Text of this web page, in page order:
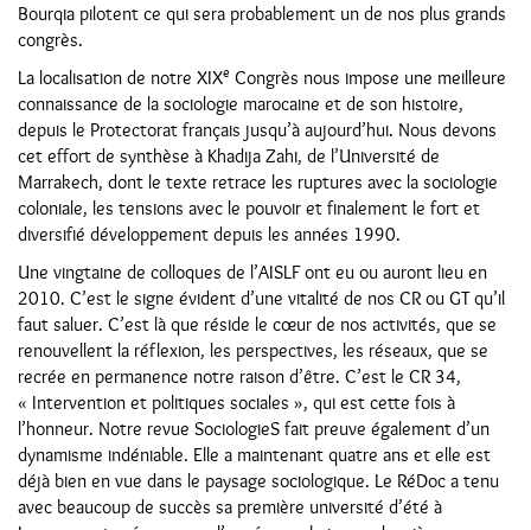
Bourqia pilotent ce qui sera probablement un de nos plus grands
congrès.
La localisation de notre XIXe Congrès nous impose une meilleure
connaissance de la sociologie marocaine et de son histoire,
depuis le Protectorat français jusqu’à aujourd’hui. Nous devons
cet effort de synthèse à Khadija Zahi, de l’Université de
Marrakech, dont le texte retrace les ruptures avec la sociologie
coloniale, les tensions avec le pouvoir et finalement le fort et
diversifié développement depuis les années 1990.
Une vingtaine de colloques de l’AISLF ont eu ou auront lieu en
2010. C’est le signe évident d’une vitalité de nos CR ou GT qu’il
faut saluer. C’est là que réside le cœur de nos activités, que se
renouvellent la réflexion, les perspectives, les réseaux, que se
recrée en permanence notre raison d’être. C’est le CR 34,
« Intervention et politiques sociales », qui est cette fois à
l’honneur. Notre revue SociologieS fait preuve également d’un
dynamisme indéniable. Elle a maintenant quatre ans et elle est
déjà bien en vue dans le paysage sociologique. Le RéDoc a tenu
avec beaucoup de succès sa première université d’été à